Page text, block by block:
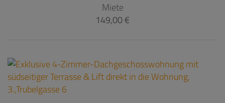
Miete
149,00 €